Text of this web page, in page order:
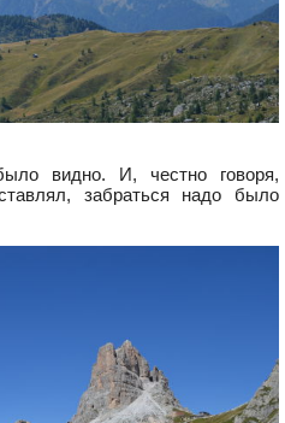
видно. И, честно говоря,
забраться надо было